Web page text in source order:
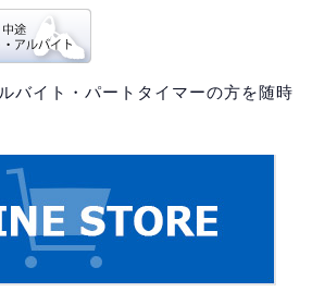
バイト・パートタイマーの方を随時